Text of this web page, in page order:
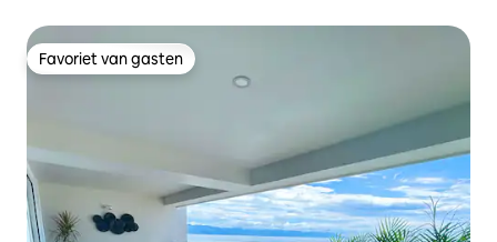
Favoriet van gasten
Favoriet van gasten